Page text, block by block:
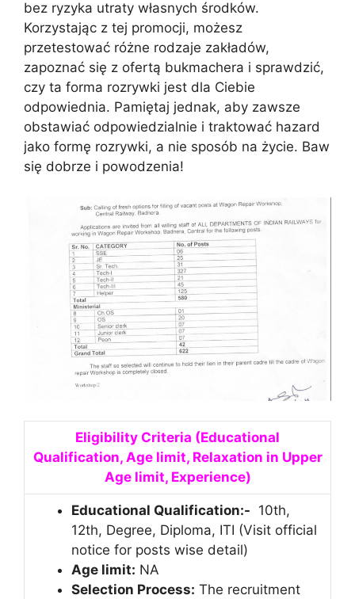
bez ryzyka utraty własnych środków.
Korzystając z tej promocji, możesz
przetestować różne rodzaje zakładów,
zapoznać się z ofertą bukmachera i sprawdzić,
czy ta forma rozrywki jest dla Ciebie
odpowiednia. Pamiętaj jednak, aby zawsze
obstawiać odpowiedzialnie i traktować hazard
jako formę rozrywki, a nie sposób na życie. Baw
się dobrze i powodzenia!
Eligibility Criteria (Educational
Qualification, Age limit, Relaxation in Upper
Age limit, Experience)
Educational Qualification:- 10th,
12th, Degree, Diploma, ITI (Visit official
notice for posts wise detail)
Age limit: NA
Selection Process: The recruitment